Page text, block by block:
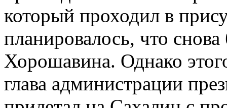
который проходил в
планировалось, что снова
Хорошавина. Однако
глава администрации